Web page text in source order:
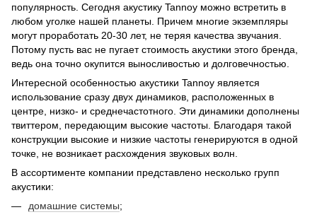
популярность. Сегодня акустику Tannoy можно встретить в
любом уголке нашей планеты. Причем многие экземпляры
могут проработать 20-30 лет, не теряя качества звучания.
Потому пусть вас не пугает стоимость акустики этого бренда,
ведь она точно окупится выносливостью и долговечностью.
Интересной особенностью акустики Tannoy является
использование сразу двух динамиков, расположенных в
центре, низко- и среднечастотного. Эти динамики дополнены
твиттером, передающим высокие частоты. Благодаря такой
конструкции высокие и низкие частоты генерируются в одной
точке, не возникает расхождения звуковых волн.
В ассортименте компании представлено несколько групп
акустики:
домашние системы;